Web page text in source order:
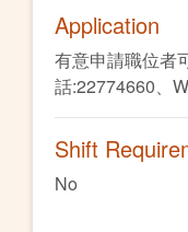
Application
有意申請職位者
話:22774660、
Shift
No